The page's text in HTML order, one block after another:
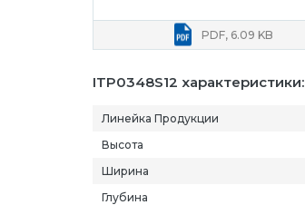
PDF, 6.09 KB
ITP0348S12 характеристики:
Линейка Продукции
Высота
Ширина
Глубина